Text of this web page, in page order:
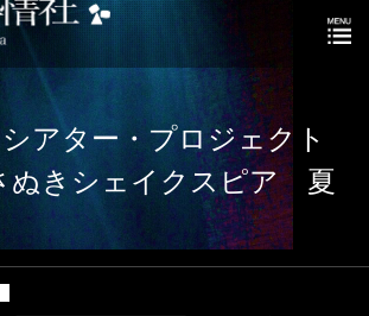
シアター・プロジェクト
ぬきシェイクスピア 夏